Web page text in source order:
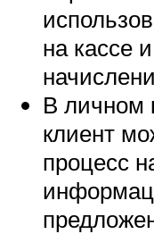
на кассе
В личном
клиент
процесс